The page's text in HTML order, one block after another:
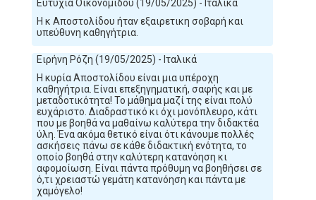
Ευτυχία Οικονομίδου (19/05/2025) - Ιταλικά
Η κ Αποστολίδου ήταν εξαιρετικη σοβαρή και
υπεύθυνη καθηγήτρια.
Ειρήνη Ρόζη (19/05/2025) - Ιταλικά
Η κυρία Αποστολίδου είναι μια υπέροχη
καθηγήτρια. Είναι επεξηγηματική, σαφής και με
μεταδοτικότητα! Το μάθημα μαζί της είναι πολύ
ευχάριστο. Διαδραστικό κι όχι μονόπλευρο, κάτι
που με βοηθά να μαθαίνω καλύτερα την διδακτέα
ύλη. Ένα ακόμα θετικό είναι ότι κάνουμε πολλές
ασκήσεις πάνω σε κάθε διδακτική ενότητα, το
οποίο βοηθά στην καλύτερη κατανόηση κι
αφομοίωση. Είναι πάντα πρόθυμη να βοηθήσει σε
ό,τι χρειαστώ γεμάτη κατανόηση και πάντα με
χαμόγελο!